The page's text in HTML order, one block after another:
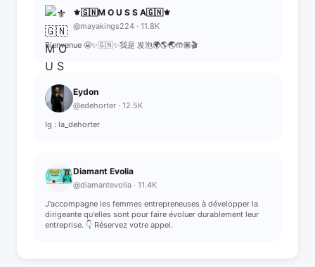
⚜️🇬🇳M O U S S A🇬🇳⚜️
@mayakings224 · 11.8K
Bienvenue 🤩✨🇬🇳✨我是 发泡🌍🌎🌏🤲🏾🎬
Eydon
@edehorter · 12.5K
Ig : la_dehorter
Diamant Evolia
@diamantevolia · 11.4K
J'accompagne les femmes entrepreneuses à développer la
dirigeante qu'elles sont pour faire évoluer durablement leur
entreprise. 👇 Réservez votre appel.